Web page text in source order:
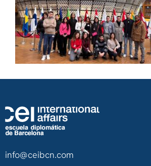
info@ceibcn.com